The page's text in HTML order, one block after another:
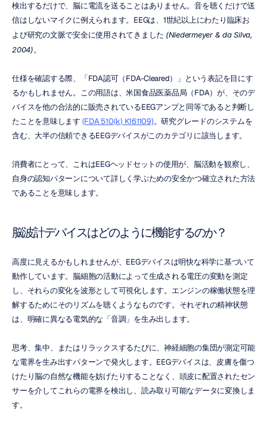
検出するだけで、脳に電流を送ることはありません。音を聴くだけで送
信はしないマイクに例えられます。EEGは、1世紀以上にわたり臨床お
よび研究の文脈で安全に使用されてきました (Niedermeyer & da Silva,
2004)。
仕様を確認する際、「FDA認可（FDA-Cleared）」という表記を目にす
るかもしれません。この用語は、米国食品医薬品局（FDA）が、そのデ
バイスを他の合法的に販売されているEEGアンプと同等であると判断し
たことを意味します (FDA 510(k) K161109)。研究グレードのシステムを
含む、大半の信頼できるEEGデバイスがこのカテゴリに該当します。
消費者にとって、これはEEGヘッドセットの使用が、脳活動を観察し、
自身の認知パターンについて詳しく学ぶための安全かつ確立された方法
であることを意味します。
脳波計デバイスはどのように機能するのか？
高度に見えるかもしれませんが、EEGデバイスは明快な科学に基づいて
動作しています。脳細胞の活動によって生成される電圧の変動を測定
し、それらの変化を波形として可視化します。エンジンの稼働状態を理
解するためにそのリズムを聴くようなものです。それぞれの精神状態
は、明確に異なる電気的な「音調」を生み出します。
思考、集中、またはリラックスするたびに、神経細胞の集団が測定可能
な電界を生み出すパターンで発火します。EEGデバイスは、皮膚を傷つ
けたり脳の自然な機能を妨げたりすることなく、頭皮に配置されたセン
サーを介してこれらの電界を検出し、読み取り可能なデータに変換しま
す。